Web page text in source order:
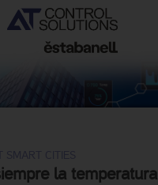
la temperatura